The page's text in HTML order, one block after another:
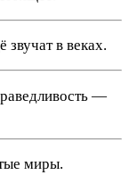
звучат в веках.
—
миры.